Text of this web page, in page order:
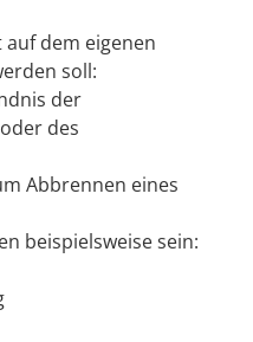
dem eigenen
soll:
der
des
Abbrennen eines
beispielsweise sein: